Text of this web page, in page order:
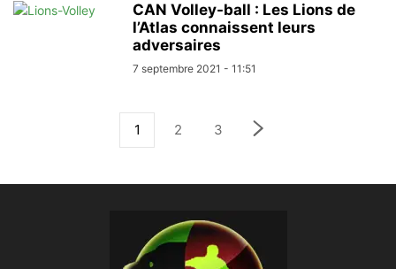
CAN Volley-ball : Les Lions de
l’Atlas connaissent leurs
adversaires
7 septembre 2021 - 11:51
1 2 3